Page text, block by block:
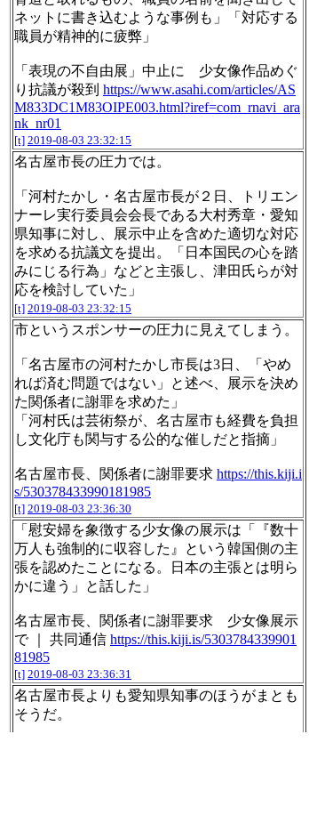
ネットに書き込むような事例も」「対応する
職員が精神的に疲弊」
「表現の不自由展」中止に 少女像作品めぐ
り抗議が殺到 https://www.asahi.com/articles/AS
M833DC1M83OIPE003.html?iref=com_rnavi_ara
nk_nr01
[t] 2019-08-03 23:32:15
名古屋市長の圧力では。
「河村たかし・名古屋市長が２日、トリエン
ナーレ実行委員会会長である大村秀章・愛知
県知事に対し、展示中止を含めた適切な対応
を求める抗議文を提出。「日本国民の心を踏
みにじる行為」などと主張し、津田氏らが対
応を検討していた」
[t] 2019-08-03 23:32:15
市というスポンサーの圧力に見えてしまう。
「名古屋市の河村たかし市長は3日、「やめ
れば済む問題ではない」と述べ、展示を決め
た関係者に謝罪を求めた」
「河村氏は芸術祭が、名古屋市も経費を負担
し文化庁も関与する公的な催しだと指摘」
名古屋市長、関係者に謝罪要求 https://this.kiji.i
s/530378433990181985
[t] 2019-08-03 23:36:30
「慰安婦を象徴する少女像の展示は「『数十
万人も強制的に収容した』という韓国側の主
張を認めたことになる。日本の主張とは明ら
かに違う」と話した」
名古屋市長、関係者に謝罪要求 少女像展示
で ｜ 共同通信 https://this.kiji.is/5303784339901
81985
[t] 2019-08-03 23:36:31
名古屋市長よりも愛知県知事のほうがまとも
そうだ。